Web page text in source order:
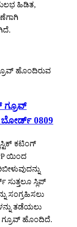
ಹಿಡಿತ,
ಗ್ರೂವ್
ಬೋರ್ಡ್ 0809
ಕಟಿಂಗ್
ಯಿಂದ
ಸ್ಲಿಪ್
ಸಂಗ್ರಹಿಸಲು
ತಡೆಯಲು
ಹೊಂದಿದೆ.